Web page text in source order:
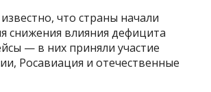
что страны начали
снижения влияния дефицита
— в них приняли участие
Росавиация и отечественные